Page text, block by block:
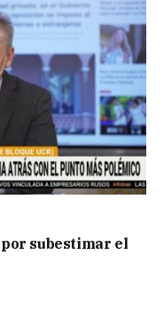
subestimar el